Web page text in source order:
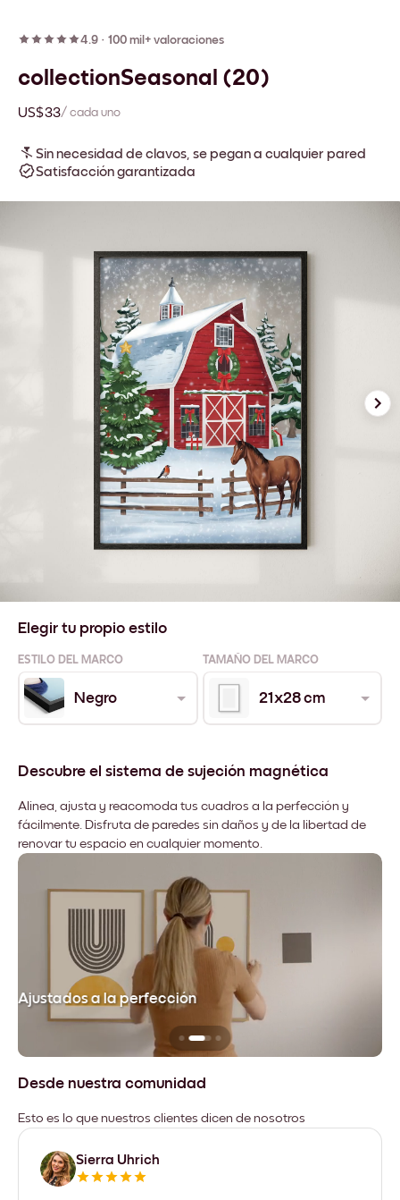
4.9 · 100 mil+ valoraciones
collectionSeasonal (20)
US$33/ cada uno
Sin necesidad de clavos, se pegan a cualquier pared
Satisfacción garantizada
Elegir tu propio estilo
ESTILO DEL MARCO TAMAÑO DEL MARCO
Negro 21x28 cm
Descubre el sistema de sujeción magnética
Alinea, ajusta y reacomoda tus cuadros a la perfección y
fácilmente. Disfruta de paredes sin daños y de la libertad de
renovar tu espacio en cualquier momento.
Ajustados a la perfección
Desde nuestra comunidad
Esto es lo que nuestros clientes dicen de nosotros
Sierra Uhrich